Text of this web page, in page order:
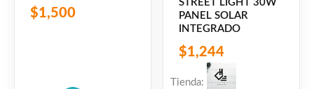
$1,500
STREET LIGHT 30W
PANEL SOLAR
INTEGRADO
$1,244
Tienda: